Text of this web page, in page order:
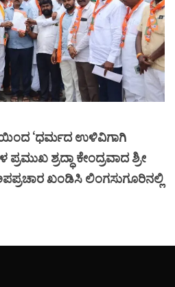
‘ಧರ್ಮದ ಉಳಿವಿಗಾಗಿ
ಶ್ರದ್ಧಾ ಕೇಂದ್ರವಾದ ಶ್ರೀ
ಖಂಡಿಸಿ ಲಿಂಗಸುಗೂರಿನಲ್ಲಿ